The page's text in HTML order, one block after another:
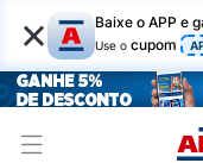
× Baixe o APP e
Use o cupom